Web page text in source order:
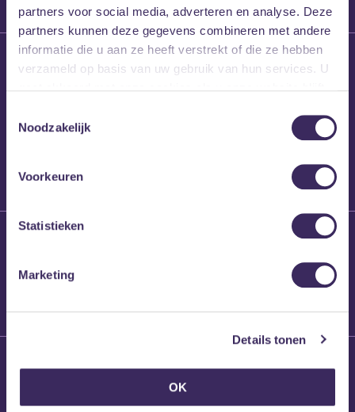
partners voor social media, adverteren en analyse. Deze
partners kunnen deze gegevens combineren met andere
informatie die u aan ze heeft verstrekt of die ze hebben
verzameld op basis van uw gebruik van hun services. U
Noodzakelijk
Voorkeuren
Statistieken
Marketing
Details tonen
OK
26 maart 2026
Willem’s Blog: High
Brennt Vanneste
Willem’s Blog: Ão